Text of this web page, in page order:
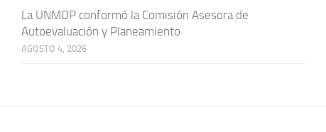
La UNMDP conformó la Comisión Asesora de
Autoevaluación y Planeamiento
AGOSTO 4, 2026